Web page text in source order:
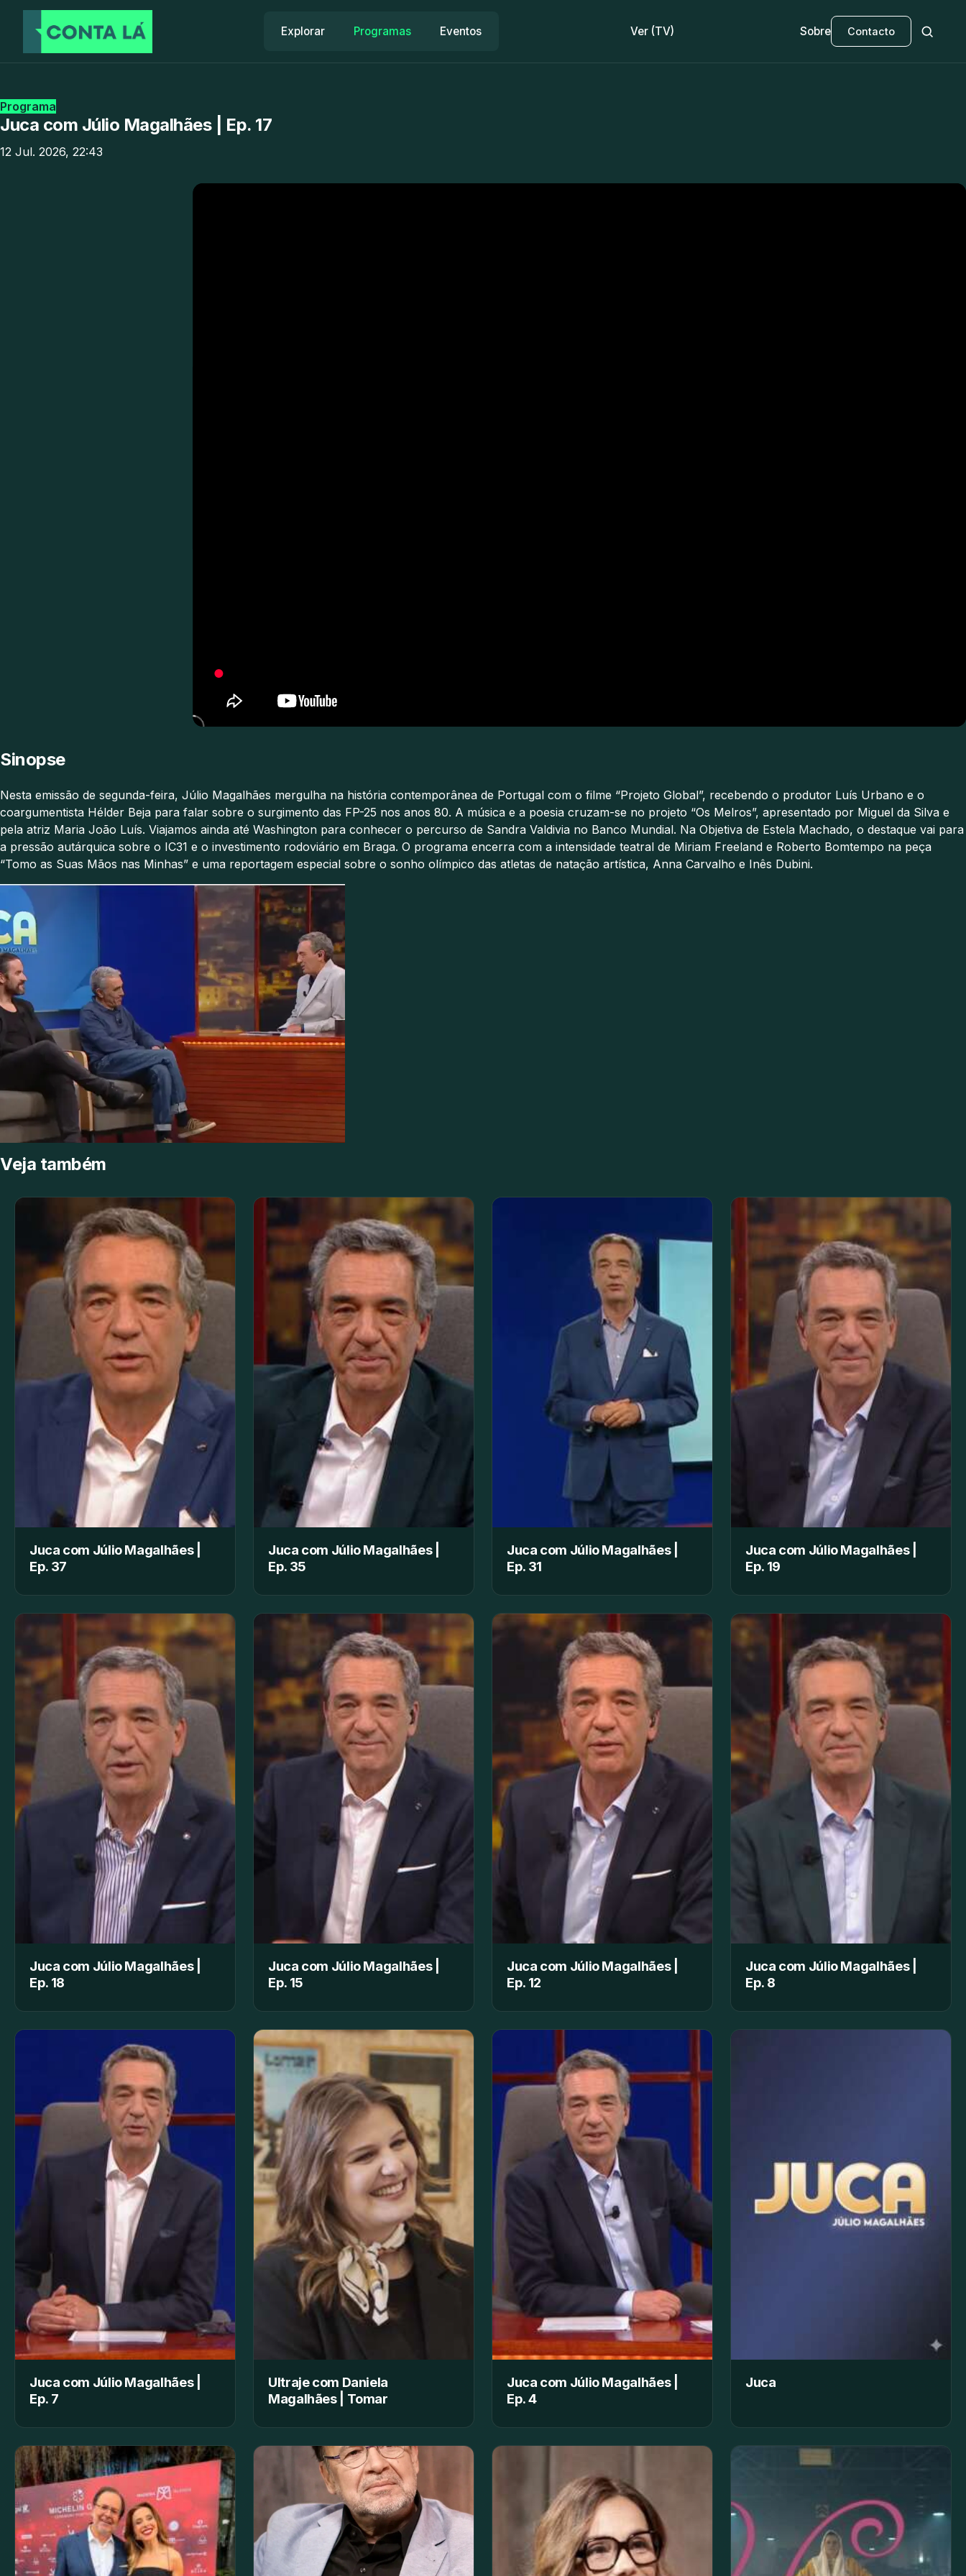
Explorar Programas Eventos Ver (TV) Sobre Contacto
Programa
Juca com Júlio Magalhães | Ep. 17
12 Jul. 2026, 22:43
Sinopse
Nesta emissão de segunda-feira, Júlio Magalhães mergulha na história contemporânea de Portugal com o filme “Projeto Global”, recebendo o produtor Luís Urbano e o
coargumentista Hélder Beja para falar sobre o surgimento das FP-25 nos anos 80. A música e a poesia cruzam-se no projeto “Os Melros”, apresentado por Miguel da Silva e
pela atriz Maria João Luís. Viajamos ainda até Washington para conhecer o percurso de Sandra Valdivia no Banco Mundial. Na Objetiva de Estela Machado, o destaque vai para
a pressão autárquica sobre o IC31 e o investimento rodoviário em Braga. O programa encerra com a intensidade teatral de Miriam Freeland e Roberto Bomtempo na peça
“Tomo as Suas Mãos nas Minhas” e uma reportagem especial sobre o sonho olímpico das atletas de natação artística, Anna Carvalho e Inês Dubini.
Veja também
Juca com Júlio Magalhães |
Ep. 37
Juca com Júlio Magalhães |
Ep. 35
Juca com Júlio Magalhães |
Ep. 31
Juca com Júlio Magalhães |
Ep. 19
Juca com Júlio Magalhães |
Ep. 18
Juca com Júlio Magalhães |
Ep. 15
Juca com Júlio Magalhães |
Ep. 12
Juca com Júlio Magalhães |
Ep. 8
Juca com Júlio Magalhães |
Ep. 7
Ultraje com Daniela
Magalhães | Tomar
Juca com Júlio Magalhães |
Ep. 4
Juca